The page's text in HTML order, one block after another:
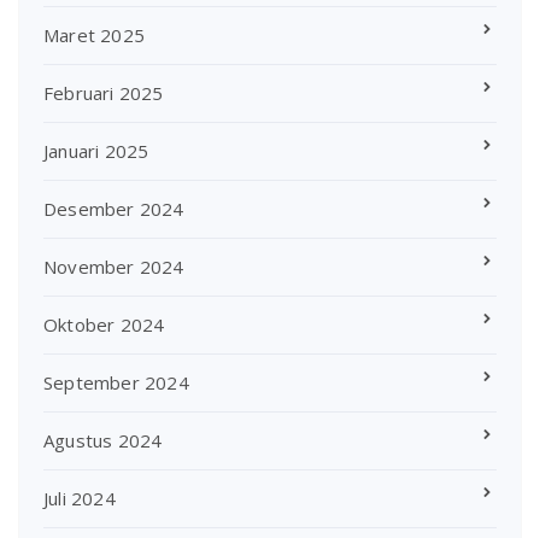
Maret 2025
Februari 2025
Januari 2025
Desember 2024
November 2024
Oktober 2024
September 2024
Agustus 2024
Juli 2024